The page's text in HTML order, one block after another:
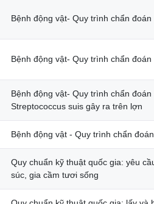
Bệnh động vật- Quy trình chẩn
Bệnh động vật- Quy trình chẩn
Bệnh động vật- Quy trình chẩn
Streptococcus suis gây ra trên lợn
Bệnh động vật - Quy trình chẩn
Quy chuẩn kỹ thuật quốc gia: yêu
súc, gia cầm tươi sống